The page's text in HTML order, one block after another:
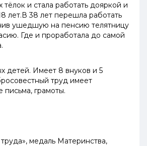
тёлок и стала работать дояркой и
лет.В 38 лет перешла работать
ушедшую на пенсию телятницу
Где и проработала до самой
детей. Имеет 8 внуков и 5
труд имеет
письма, грамоты.
медаль Материнства,